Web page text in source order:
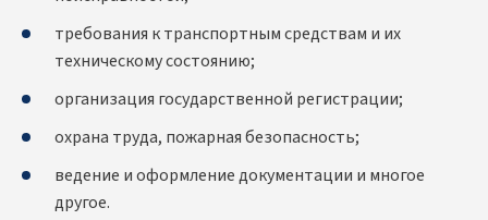
требования к транспортным средствам и их
техническому состоянию;
организация государственной регистрации;
охрана труда, пожарная безопасность;
ведение и оформление документации и многое
другое.